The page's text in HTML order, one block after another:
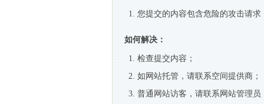
您提交的内容包含危险的攻击请求
如何解决：
检查提交内容；
如网站托管，请联系空间提供商；
普通网站访客，请联系网站管理员